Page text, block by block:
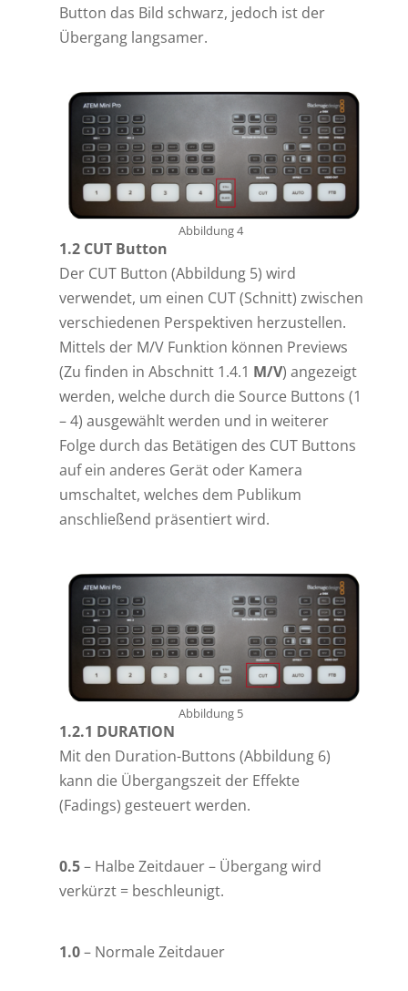
Button das Bild schwarz, jedoch ist der
Übergang langsamer.
Abbildung 4
1.2 CUT Button
Der CUT Button (Abbildung 5) wird
verwendet, um einen CUT (Schnitt) zwischen
verschiedenen Perspektiven herzustellen.
Mittels der M/V Funktion können Previews
(Zu finden in Abschnitt 1.4.1 M/V) angezeigt
werden, welche durch die Source Buttons (1
– 4) ausgewählt werden und in weiterer
Folge durch das Betätigen des CUT Buttons
auf ein anderes Gerät oder Kamera
umschaltet, welches dem Publikum
anschließend präsentiert wird.
Abbildung 5
1.2.1 DURATION
Mit den Duration-Buttons (Abbildung 6)
kann die Übergangszeit der Effekte
(Fadings) gesteuert werden.
0.5– Halbe Zeitdauer – Übergang wird
verkürzt = beschleunigt.
1.0– Normale Zeitdauer